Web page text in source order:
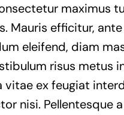
maximus
Mauris efficitur,
eleifend, diam
risus metus
vitae ex feugiat
nisi. Pellentesque